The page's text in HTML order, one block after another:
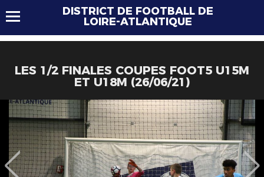
DISTRICT DE FOOTBALL DE
LOIRE-ATLANTIQUE
LES 1/2 FINALES COUPES FOOT5 U15M
ET U18M (26/06/21)